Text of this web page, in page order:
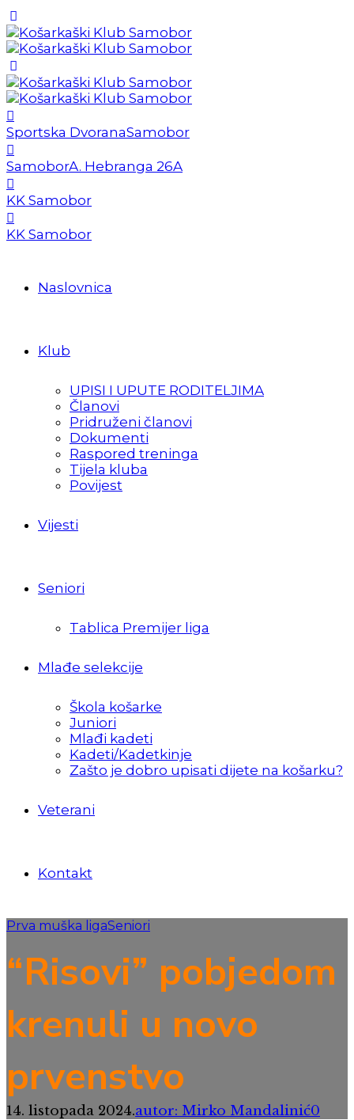
Sportska DvoranaSamobor
SamoborA. Hebranga 26A
KK Samobor
KK Samobor
Naslovnica
Klub
UPISI I UPUTE RODITELJIMA
Članovi
Pridruženi članovi
Dokumenti
Raspored treninga
Tijela kluba
Povijest
Vijesti
Seniori
Tablica Premijer liga
Mlađe selekcije
Škola košarke
Juniori
Mlađi kadeti
Kadeti/Kadetkinje
Zašto je dobro upisati dijete na košarku?
Veterani
Kontakt
Prva muška ligaSeniori
“Risovi” pobjedom
krenuli u novo
prvenstvo
14. listopada 2024.autor: Mirko Mandalinić0